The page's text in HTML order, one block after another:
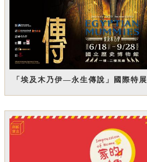
「埃及木乃伊—永生傳說」國際特展